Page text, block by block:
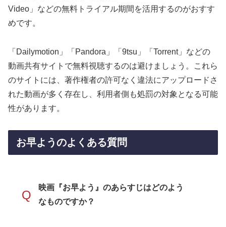
Video」などの無料トライアル期間を活用するのがおすす
めです。
「Dailymotion」「Pandora」「9tsu」「Torrent」などの
動画共有サイトで無料視聴するのは避けましょう。これら
のサイトには、著作権者の許可なく違法にアップロードさ
れた動画が多く存在し、利用者側も処罰の対象となる可能
性があります。
お早ようのよくある質問
Q
映画『お早よう』のあらすじはどのよう
なものですか？